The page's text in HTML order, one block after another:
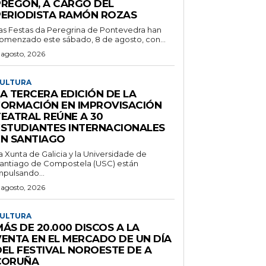
A CARGO DEL
RAMÓN ROZAS
Festas da Peregrina de Pontevedra han
este sábado, 8 de agosto, con...
2026
TERCERA EDICIÓN DE LA
EN IMPROVISACIÓN
REÚNE A 30
INTERNACIONALES
SANTIAGO
Xunta de Galicia y la Universidade de
de Compostela (USC) están
2026
DE 20.000 DISCOS A LA
EN EL MERCADO DE UN DÍA
FESTIVAL NOROESTE DE A